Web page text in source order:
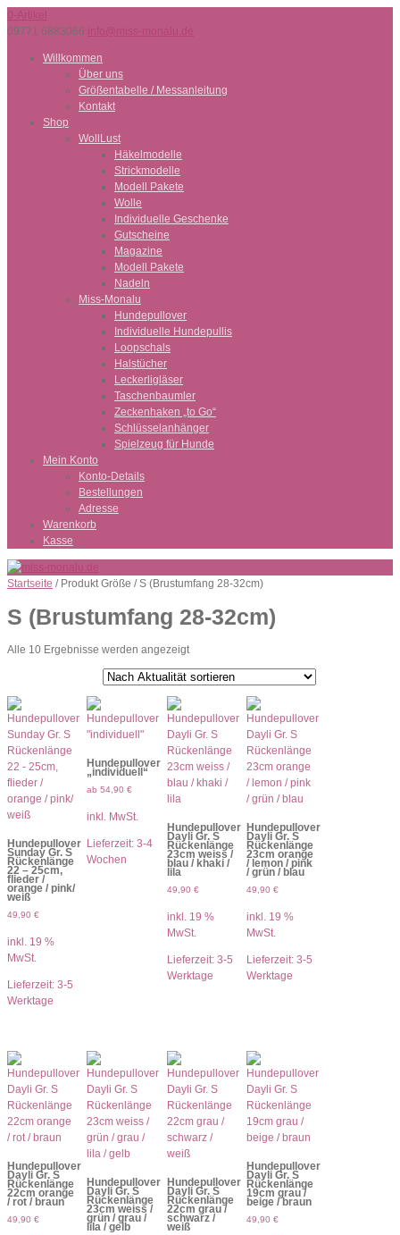
09771 6883066
Willkommen
Über uns
Größentabelle / Messanleitung
Kontakt
Shop
WollLust
Häkelmodelle
Strickmodelle
Modell Pakete
Wolle
Individuelle Geschenke
Gutscheine
Magazine
Modell Pakete
Nadeln
Miss-Monalu
Hundepullover
Individuelle Hundepullis
Loopschals
Halstücher
Leckerligläser
Taschenbaumler
Zeckenhaken „to Go“
Schlüsselanhänger
Spielzeug für Hunde
Mein Konto
Konto-Details
Bestellungen
Adresse
Warenkorb
Kasse
Startseite / Produkt Größe / S (Brustumfang 28-32cm)
S (Brustumfang 28-32cm)
Alle 10 Ergebnisse werden angezeigtNach
sortiert
Hundepullover
Sunday Gr. S
Rückenlänge
22 – 25cm,
flieder /
orange / pink/
weiß
49,90 €
inkl. 19 %
MwSt.
Lieferzeit: 3-5
Werktage
Hundepullover
„individuell“
ab54,90€
inkl. MwSt.
Lieferzeit:3-4
Wochen
Hundepullover
Dayli Gr. S
Rückenlänge
23cm weiss /
blau / khaki /
lila
49,90 €
inkl. 19 %
MwSt.
Lieferzeit: 3-5
Werktage
Hundepullover
Dayli Gr. S
Rückenlänge
23cm orange
/ lemon / pink
/ grün / blau
49,90 €
inkl. 19 %
MwSt.
Lieferzeit: 3-5
Werktage
Hundepullover
Dayli Gr. S
Rückenlänge
22cm orange
/ rot / braun
49,90 €
Hundepullover
Dayli Gr. S
Rückenlänge
23cm weiss /
grün / grau /
lila / gelb
Hundepullover
Dayli Gr. S
Rückenlänge
22cm grau /
schwarz /
weiß
Hundepullover
Dayli Gr. S
Rückenlänge
19cm grau /
beige / braun
49,90 €